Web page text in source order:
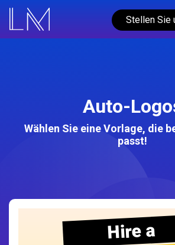
Stellen Sie
Auto-
Wählen Sie eine Vorlage, die
passt!
Hire a